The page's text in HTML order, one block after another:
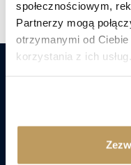
społecznościowym,
Partnerzy mogą
otrzymanymi od
korzystania z ich usług.
Nie czekaj!
z